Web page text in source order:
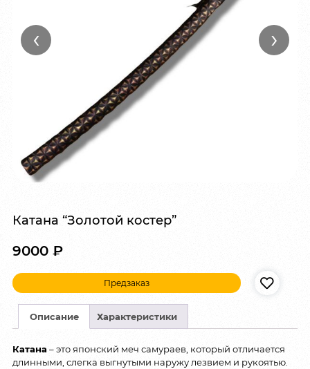
‹ ›
Катана “Золотой костер”
9000 ₽
Предзаказ
Описание Характеристики
Катана – это японский меч самураев, который отличается
длинными, слегка выгнутыми наружу лезвием и рукоятью.